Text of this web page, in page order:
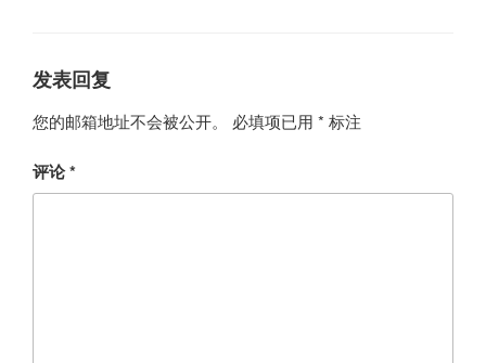
发表回复
您的邮箱地址不会被公开。 必填项已用 * 标注
评论*